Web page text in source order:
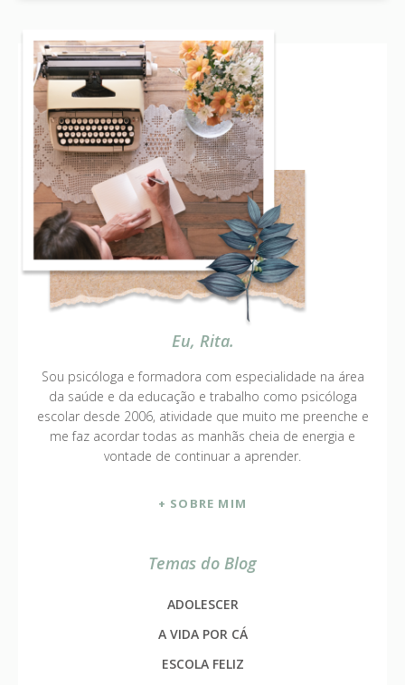
Eu, Rita.
Sou psicóloga e formadora com especialidade na área
da saúde e da educação e trabalho como psicóloga
escolar desde 2006, atividade que muito me preenche e
me faz acordar todas as manhãs cheia de energia e
vontade de continuar a aprender.
+ SOBRE MIM
Temas do Blog
ADOLESCER
A VIDA POR CÁ
ESCOLA FELIZ